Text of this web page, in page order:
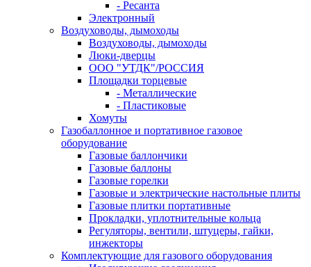
- Ресанта
Электронный
Воздуховоды, дымоходы
Воздуховоды, дымоходы
Люки-дверцы
ООО "УТДК"/РОССИЯ
Площадки торцевые
- Металлические
- Пластиковые
Хомуты
Газобаллонное и портативное газовое
оборудование
Газовые баллончики
Газовые баллоны
Газовые горелки
Газовые и электрические настольные плиты
Газовые плитки портативные
Прокладки, уплотнительные кольца
Регуляторы, вентили, штуцеры, гайки,
инжекторы
Комплектующие для газового оборудования